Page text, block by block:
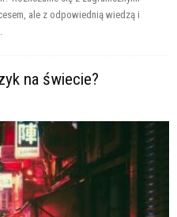
ale z odpowiednią wiedzą i
na świecie?